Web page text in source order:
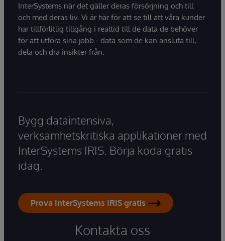
InterSystems när det gäller deras försörjning och till
och med deras liv. Vi är här för att se till att våra kunder
har tillförlitlig tillgång i realtid till de data de behöver
för att utföra sina jobb - data som de kan ansluta till,
dela och dra insikter från.
Bygg dataintensiva,
verksamhetskritiska applikationer med
InterSystems IRIS. Börja koda gratis
idag.
Prova InterSystems IRIS gratis
Kontakta oss